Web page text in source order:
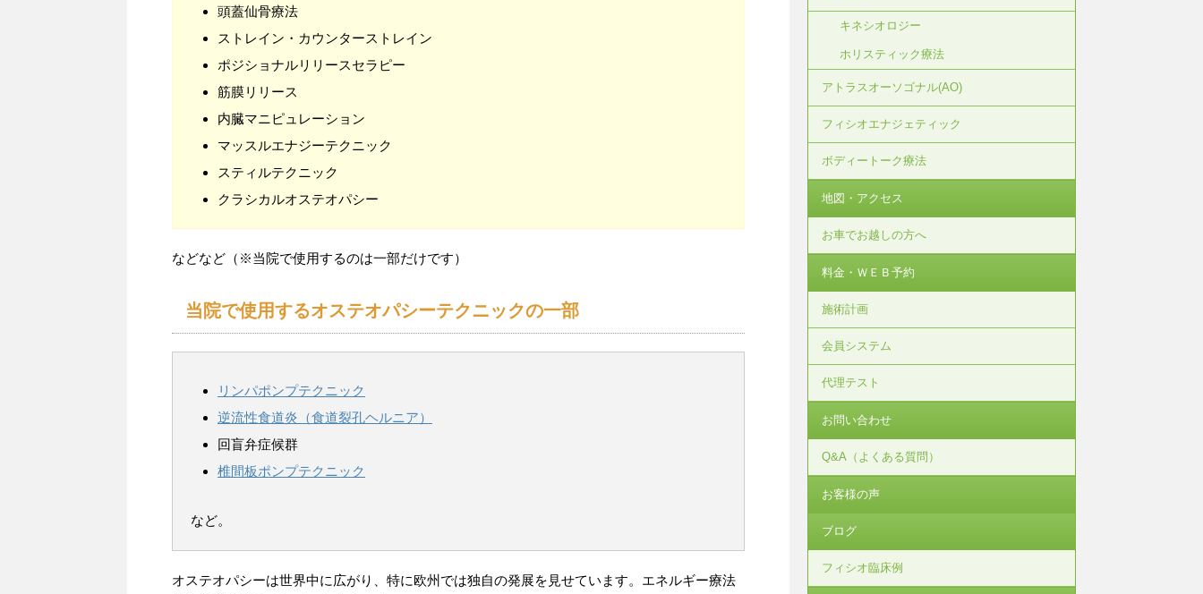
頭蓋仙骨療法
ストレイン・カウンターストレイン
ポジショナルリリースセラピー
筋膜リリース
内臓マニピュレーション
マッスルエナジーテクニック
スティルテクニック
クラシカルオステオパシー
などなど（※当院で使用するのは一部だけです）
当院で使用するオステオパシーテクニックの一部
リンパポンプテクニック
逆流性食道炎（食道裂孔ヘルニア）
回盲弁症候群
椎間板ポンプテクニック
など。
オステオパシーは世界中に広がり、特に欧州では独自の発展を見せています。エネルギー療法
キネシオロジー
ホリスティック療法
アトラスオーソゴナル(AO)
フィシオエナジェティック
ボディートーク療法
地図・アクセス
お車でお越しの方へ
料金・ＷＥＢ予約
施術計画
会員システム
代理テスト
お問い合わせ
Q&A（よくある質問）
お客様の声
ブログ
フィシオ臨床例